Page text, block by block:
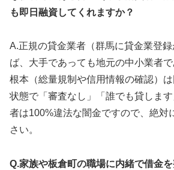
も即日融資してくれますか？
A.正規の貸金業者（群馬に貸金業登
ば、大手であっても地元の中小業者
根本（総量規制や信用情報の確認）
状態で「審査なし」「誰でも貸しま
者は100%違法な闇金ですので、絶対
さい。
Q.家族や板倉町の職場に内緒で借金